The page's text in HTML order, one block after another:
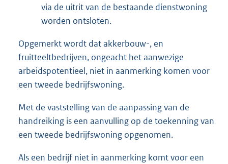
via de uitrit van de bestaande dienstwoning
worden ontsloten.
Opgemerkt wordt dat akkerbouw-, en
fruitteeltbedrijven, ongeacht het aanwezige
arbeidspotentieel, niet in aanmerking komen voor
een tweede bedrijfswoning.
Met de vaststelling van de aanpassing van de
handreiking is een aanvulling op de toekenning van
een tweede bedrijfswoning opgenomen.
Als een bedrijf niet in aanmerking komt voor een